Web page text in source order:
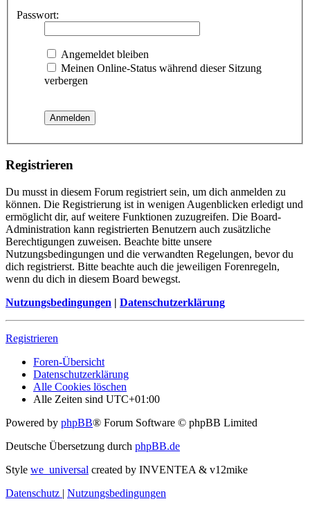
Passwort:
Angemeldet bleiben
Meinen Online-Status während dieser Sitzung
verbergen
Registrieren
Du musst in diesem Forum registriert sein, um dich anmelden zu
können. Die Registrierung ist in wenigen Augenblicken erledigt und
ermöglicht dir, auf weitere Funktionen zuzugreifen. Die Board-
Administration kann registrierten Benutzern auch zusätzliche
Berechtigungen zuweisen. Beachte bitte unsere
Nutzungsbedingungen und die verwandten Regelungen, bevor du
dich registrierst. Bitte beachte auch die jeweiligen Forenregeln,
wenn du dich in diesem Board bewegst.
Nutzungsbedingungen | Datenschutzerklärung
Registrieren
Foren-Übersicht
Datenschutzerklärung
Alle Cookies löschen
Alle Zeiten sind UTC+01:00
Powered by phpBB® Forum Software © phpBB Limited
Deutsche Übersetzung durch phpBB.de
Style we_universal created by INVENTEA & v12mike
Datenschutz | Nutzungsbedingungen